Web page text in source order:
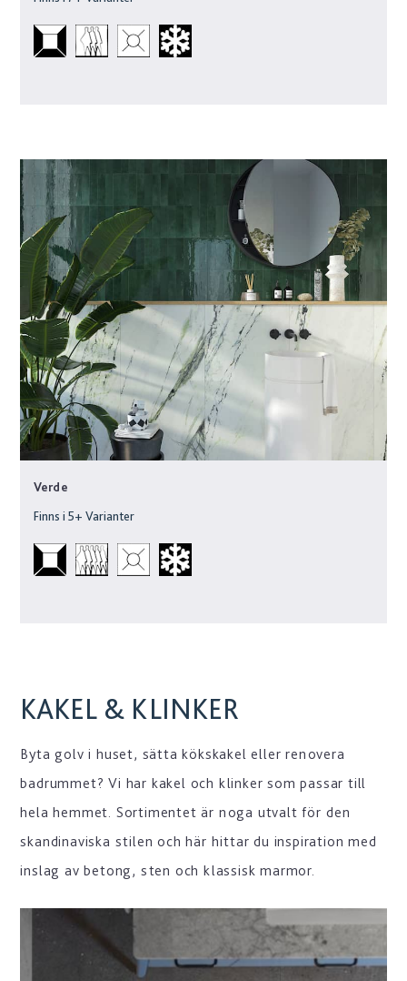
Verde
Finns i5+ Varianter
KAKEL & KLINKER
Byta golv i huset, sätta kökskakel eller renovera
badrummet? Vi har kakel och klinker som passar till
hela hemmet. Sortimentet är noga utvalt för den
skandinaviska stilen och här hittar du inspiration med
inslag av betong, sten och klassisk marmor.